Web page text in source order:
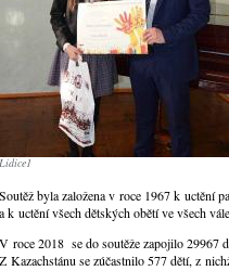
Lidice1
Soutěž byla založena v roce 1967 k uctění
a k uctění všech dětských obětí ve všech
V roce 2018 se do soutěže zapojilo 29967
Z Kazachstánu se zúčastnilo 577 dětí, z